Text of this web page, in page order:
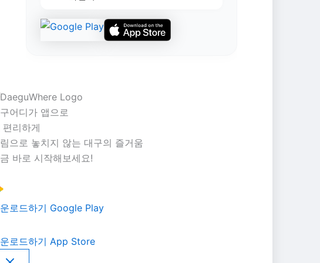
어디가 앱으로
편리하게
으로 놓치지 않는 대구의 즐거움
바로 시작해보세요!
로드하기 Google Play
로드하기 App Store